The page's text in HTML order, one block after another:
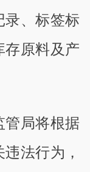
录、标签标
存原料及产
管局将根据
法行为，